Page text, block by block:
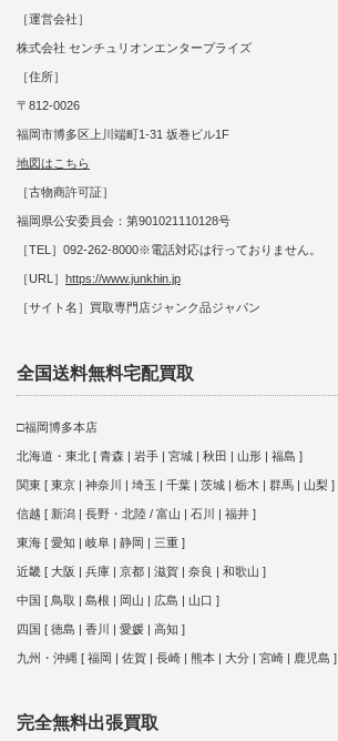
［運営会社］
株式会社 センチュリオンエンタープライズ
［住所］
〒812-0026
福岡市博多区上川端町1-31 坂巻ビル1F
地図はこちら
［古物商許可証］
福岡県公安委員会：第901021110128号
［TEL］092-262-8000※電話対応は行っておりません。
［URL］ https://www.junkhin.jp
［サイト名］買取専門店ジャンク品ジャパン
全国送料無料宅配買取
□福岡博多本店
北海道・東北 [ 青森 | 岩手 | 宮城 | 秋田 | 山形 | 福島 ]
関東 [ 東京 | 神奈川 | 埼玉 | 千葉 | 茨城 | 栃木 | 群馬 | 山梨 ]
信越 [ 新潟 | 長野・北陸 / 富山 | 石川 | 福井 ]
東海 [ 愛知 | 岐阜 | 静岡 | 三重 ]
近畿 [ 大阪 | 兵庫 | 京都 | 滋賀 | 奈良 | 和歌山 ]
中国 [ 鳥取 | 島根 | 岡山 | 広島 | 山口 ]
四国 [ 徳島 | 香川 | 愛媛 | 高知 ]
九州・沖縄 [ 福岡 | 佐賀 | 長崎 | 熊本 | 大分 | 宮崎 | 鹿児島 ]
完全無料出張買取